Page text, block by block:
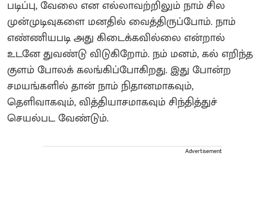
படிப்பு, வேலை என எல்லாவற்றிலும் நாம் சில
முன்முடிவுகளை மனதில் வைத்திருப்போம். நாம்
எண்ணியபடி அது கிடைக்கவில்லை என்றால்
உடனே துவண்டு விடுகிறோம். நம் மனம், கல் எறிந்த
குளம் போலக் கலங்கிப்போகிறது. இது போன்ற
சமயங்களில் தான் நாம் நிதானமாகவும்,
தெளிவாகவும், வித்தியாசமாகவும் சிந்தித்துச்
செயல்பட வேண்டும்.
Advertisement